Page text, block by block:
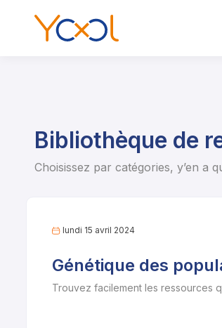
Bibliothèque de
Choisissez par catégories, y’en a
lundi 15 avril 2024
Génétique des
Trouvez facilement les ressources